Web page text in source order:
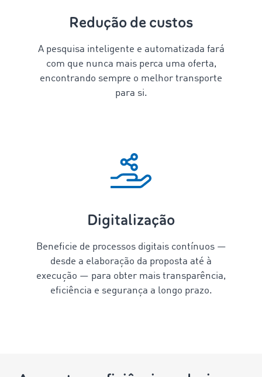
Redução de custos
A pesquisa inteligente e automatizada fará
com que nunca mais perca uma oferta,
encontrando sempre o melhor transporte
para si.
Digitalização
Beneficie de processos digitais contínuos —
desde a elaboração da proposta até à
execução — para obter mais transparência,
eficiência e segurança a longo prazo.